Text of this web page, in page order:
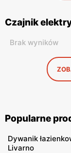
Czajnik
Brak wyników
Popularne
Dywanik
Livarno